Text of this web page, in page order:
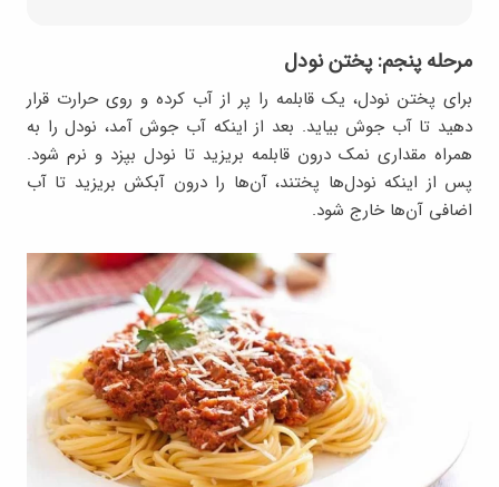
مرحله پنجم: پختن نودل
برای پختن نودل، یک قابلمه را پر از آب کرده و روی حرارت قرار
دهید تا آب جوش بیاید. بعد از اینکه آب جوش آمد، نودل را به
همراه مقداری نمک درون قابلمه بریزید تا نودل بپزد و نرم شود.
پس از اینکه نودل‌ها پختند، آن‌ها را درون آبکش بریزید تا آب
اضافی آن‌ها خارج شود.